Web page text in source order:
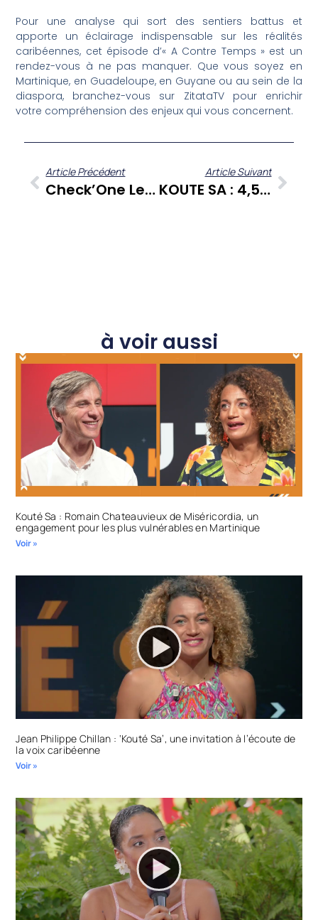
Pour une analyse qui sort des sentiers battus et
apporte un éclairage indispensable sur les réalités
caribéennes, cet épisode d’« A Contre Temps » est un
rendez-vous à ne pas manquer. Que vous soyez en
Martinique, en Guadeloupe, en Guyane ou au sein de la
diaspora, branchez-vous sur ZitataTV pour enrichir
votre compréhension des enjeux qui vous concernent.
Article Précédent
Check’One Le Mag : L’euro Numérique, L’entrepreneuriat Créole Et Le Marketing D’influence En Martinique À L’honneur
Article Suivant
KOUTE SA : 4,5 M€ D’Action Logement Pour 12 Projets Martiniquais Et L’innovation Avec Emerwall
à voir aussi
Kouté Sa : Romain Chateauvieux de Miséricordia, un
engagement pour les plus vulnérables en Martinique
Voir »
Jean Philippe Chillan : ‘Kouté Sa’, une invitation à l’écoute de
la voix caribéenne
Voir »